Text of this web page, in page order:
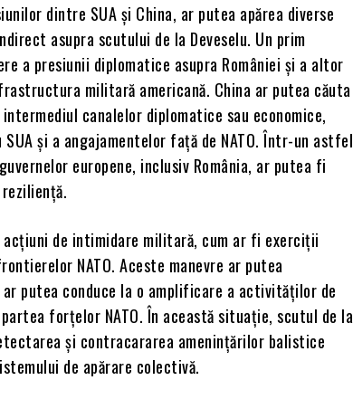
dintre SUA și China, ar putea apărea diverse
asupra scutului de la Deveselu. Un prim
a presiunii diplomatice asupra României și a altor
militară americană. China ar putea căuta
canalelor diplomatice sau economice,
și a angajamentelor față de NATO. Într-un astfel
europene, inclusiv România, ar putea fi
de intimidare militară, cum ar fi exerciții
NATO. Aceste manevre ar putea
putea conduce la o amplificare a activităților de
forțelor NATO. În această situație, scutul de la
și contracararea amenințărilor balistice
de apărare colectivă.